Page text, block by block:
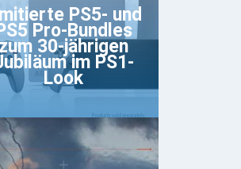
PS5- und
Pro-Bundles
30-jährigen
im PS1-
Look